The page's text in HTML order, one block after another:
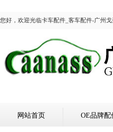
您好，欢迎光临卡车配件_客车配件-广州
网站首页 OE品牌配